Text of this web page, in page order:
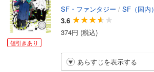
値引きあり
SF・ファンタジー / SF（国内）
3.6
374円 (税込)
あらすじを表示する